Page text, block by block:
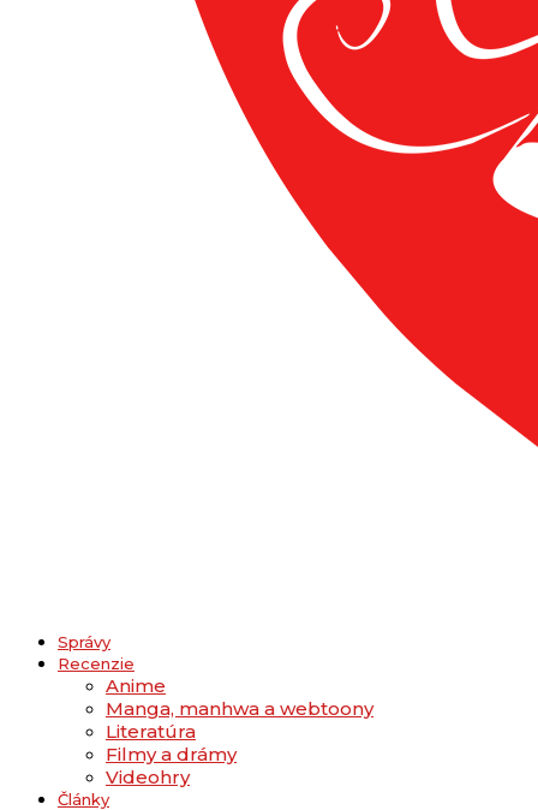
Správy
Recenzie
Anime
Manga, manhwa a webtoony
Literatúra
Filmy a drámy
Videohry
Články